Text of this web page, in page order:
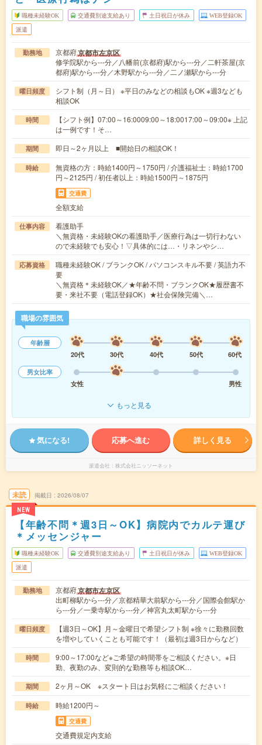
職種未経験OK 交通費別途支給あり 土日祝日が休み WEB登録OK
派遣
勤務地 京都府京都市左京区
修学院駅から---分／八幡前(京都府)駅から---分／二軒茶屋(京
都府)駅から---分／木野駅から---分／二ノ瀬駅から---分
曜日頻度
シフト制（月～日） ※平日のみなどの相談もOK ※週3なども
相談OK
時間
【シフト例】07:00～16:0009:00～18:0017:00～09:00※ 上記
は一例です！そ…
期間 即日～2ヶ月以上 ■開始日の相談OK！
時給
無資格の方：時給1400円～1750円 / 介護福祉士：時給1700
円～2125円 / 初任者以上：時給1500円～1875円
交通費
全額支給
仕事内容
看護助手
＼無資格・未経験OKの看護助手／医療行為は一切行わない
ので未経験でも安心！▽具体的には…・リネンやシ…
応募資格
職種未経験OK / ブランクOK / パソコンスキル不要 / 英語力不
要
＼無資格＊未経験OK／★年齢不問・ブランクOK★履歴書不
要・来社不要（電話登録OK）★社会保険完備＼…
職場の雰囲気
年齢層
20代
30代 40代 50代
60代
男女比率
女性
男性
もっと見る
気になる! 応募へ進む 詳しく見る
派遣会社 株式会社ニッソーネット
未読
NEW
掲載日 2026/08/07
【年齢不問＊週3日～OK】病院内でカルテ運び
＊メッセンジャー
職種未経験OK 交通費別途支給あり 土日祝日が休み WEB登録OK
派遣
勤務地 京都府京都市左京区
出町柳駅から---分／京都精華大前駅から---分／国際会館駅か
ら---分／一乗寺駅から---分／神宮丸太町駅から---分
曜日頻度
【週3日～OK】月～金曜日で希望シフト制 ※徐々に勤務回数
を増やしていくことも可能です！（最初は週3日からなど）
時間
9:00～17:00など※ご希望の時間帯をご相談ください。※日
勤、夜勤のみ、変則的な勤務等も相談OK…
期間 2ヶ月～OK ※スタート日はお気軽にご相談ください！
時給 時給1200円～
交通費
交通費規定内支給